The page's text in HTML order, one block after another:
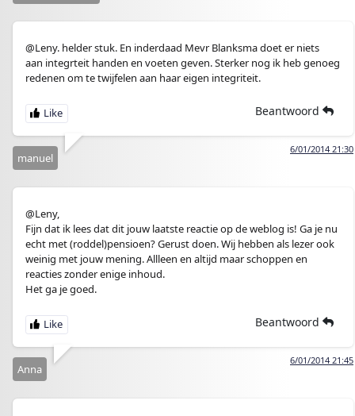
@Leny. helder stuk. En inderdaad Mevr Blanksma doet er niets
aan integrteit handen en voeten geven. Sterker nog ik heb genoeg
redenen om te twijfelen aan haar eigen integriteit.
Beantwoord
6/01/2014 21:30
manuel
@Leny,
Fijn dat ik lees dat dit jouw laatste reactie op de weblog is! Ga je nu
echt met (roddel)pensioen? Gerust doen. Wij hebben als lezer ook
weinig met jouw mening. Allleen en altijd maar schoppen en
reacties zonder enige inhoud.
Het ga je goed.
Beantwoord
6/01/2014 21:45
Anna